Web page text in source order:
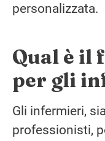
personalizzata.
Qual è il
per gli
Gli infermieri,
professionisti,